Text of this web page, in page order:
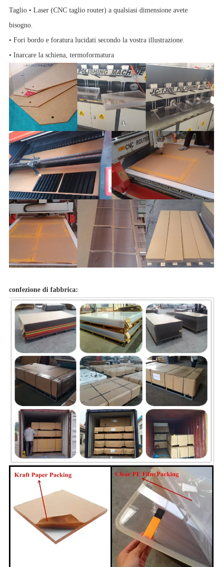
Taglio • Laser (CNC taglio router) a qualsiasi dimensione avete
bisogno.
• Fori bordo e foratura lucidati secondo la vostra illustrazione.
• Inarcare la schiena, termoformatura
confezione di fabbrica: